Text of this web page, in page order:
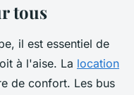
tous
il est essentiel de
à l'aise. La location
de confort. Les bus